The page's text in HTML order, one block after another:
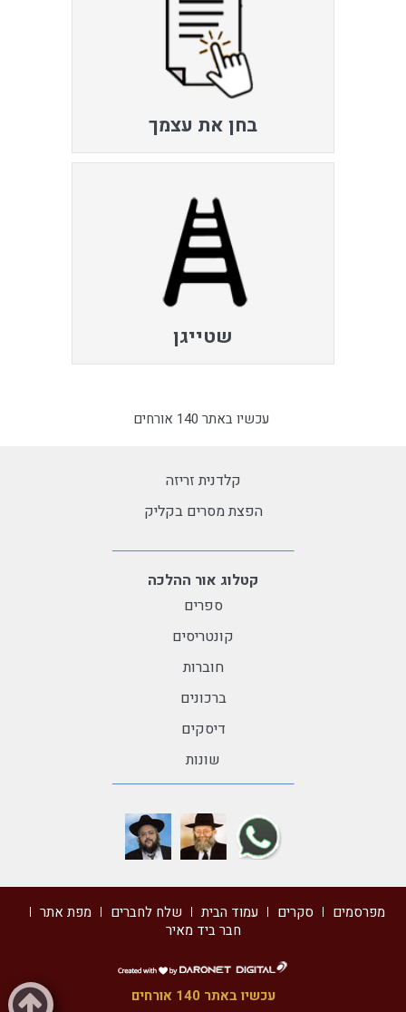
בחן את עצמך
שטייגן
עכשיו באתר 140 אורחים
קלדנית זריזה
הפצת מסרים בקליק
קטלוג אור ההלכה
ספרים
קונטריסים
חוברות
ברכונים
דיסקים
שונות
מפרסמים סקרים עמוד הבית שלח לחברים
מפת אתר
חבר ביד מאיר
דרונט
דיגיטל
- עכשיו באתר 140 אורחים